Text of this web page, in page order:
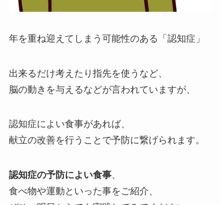
年を重ね迎えてしまう可能性のある「認知症」
出来るだけ考えたり指先を使うなど、
脳の動きを与えるなどが言われていますが、
認知症によい食事があれば、
献立の改善を行うことで予防に繋げられます。
認知症の予防によい食事、
食べ物や運動といった事をご紹介、